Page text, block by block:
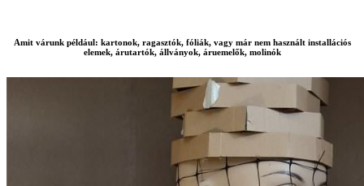
Amit várunk például: kartonok, ragasztók, fóliák, vagy már nem használt installációs
elemek, árutartók, állványok, áruemelők, molinók